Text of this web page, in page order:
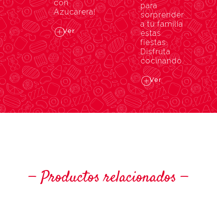
con
Azucarera!
Ver
para
sorprender
a tu familia
estas
fiestas.
Disfruta
cocinando.
Ver
Productos relacionados